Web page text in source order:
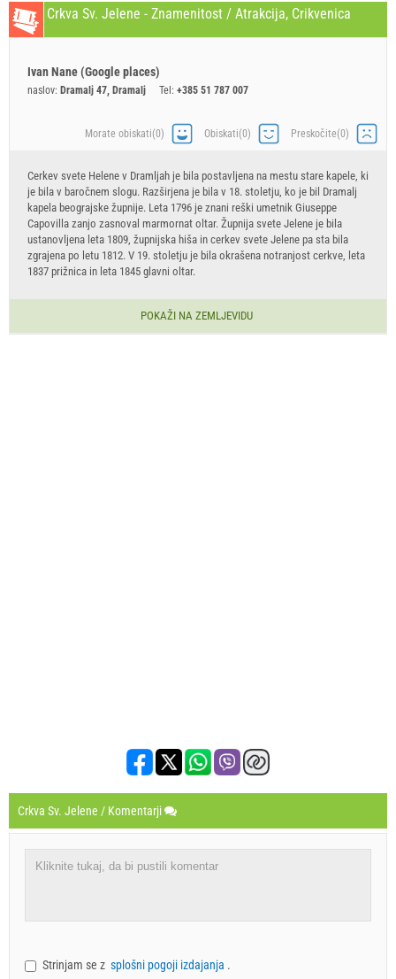
Crkva Sv. Jelene - Znamenitost / Atrakcija, Crikvenica
Ivan Nane (Google places)
naslov: Dramalj 47, Dramalj Tel: +385 51 787 007
Morate obiskati(0) Obiskati(0) Preskočite(0)
Cerkev svete Helene v Dramljah je bila postavljena na mestu stare kapele, ki
je bila v baročnem slogu. Razširjena je bila v 18. stoletju, ko je bil Dramalj
kapela beograjske župnije. Leta 1796 je znani reški umetnik Giuseppe
Capovilla zanjo zasnoval marmornat oltar. Župnija svete Jelene je bila
ustanovljena leta 1809, župnijska hiša in cerkev svete Jelene pa sta bila
zgrajena po letu 1812. V 19. stoletju je bila okrašena notranjost cerkve, leta
1837 prižnica in leta 1845 glavni oltar.
POKAŽI NA ZEMLJEVIDU
Crkva Sv. Jelene / Komentarji
Strinjam se z splošni pogoji izdajanja .